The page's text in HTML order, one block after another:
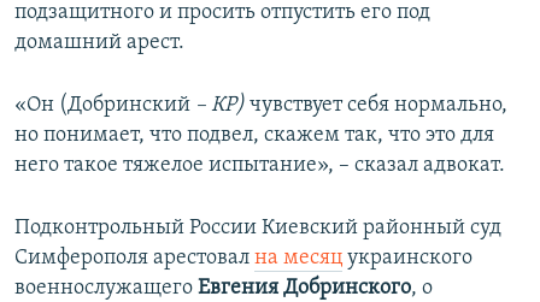
подзащитного и просить отпустить его под
домашний арест.
«Он (Добринский – КР) чувствует себя нормально,
но понимает, что подвел, скажем так, что это для
него такое тяжелое испытание», – сказал адвокат.
Подконтрольный России Киевский районный суд
Симферополя арестовал на месяц украинского
военнослужащего Евгения Добринского, о